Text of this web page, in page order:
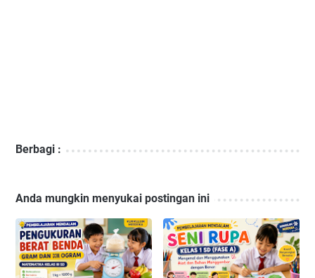
Berbagi :
Anda mungkin menyukai postingan ini